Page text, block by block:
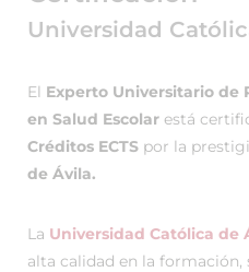
Universidad
El Experto Universitario de
en Salud Escolar está
Créditos ECTS por la
de Ávila.
La Universidad Católica de
alta calidad en la formación,